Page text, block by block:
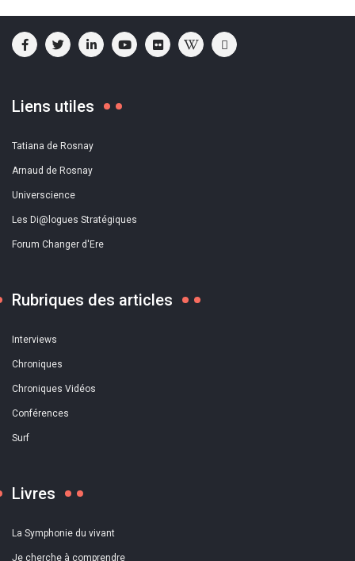
Liens utiles
Tatiana de Rosnay
Arnaud de Rosnay
Universcience
Les Di@logues Stratégiques
Forum Changer d'Ere
Rubriques des articles
Interviews
Chroniques
Chroniques Vidéos
Conférences
Surf
Livres
La Symphonie du vivant
Je cherche à comprendre